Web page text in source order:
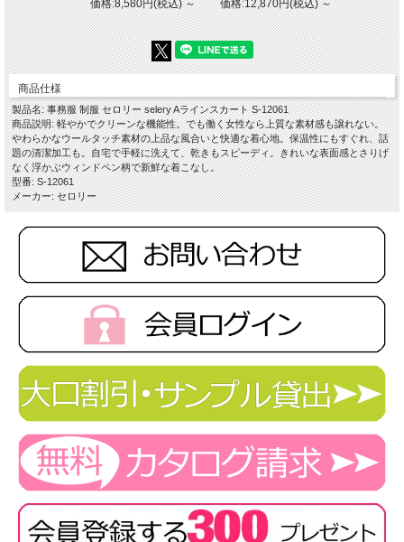
価格:8,580円(税込)～ 価格:12,870円(税込)～
商品仕様
製品名: 事務服 制服 セロリー selery Aラインスカート S-12061
商品説明: 軽やかでクリーンな機能性。でも働く女性なら上質な素材感も譲れない。
やわらかなウールタッチ素材の上品な風合いと快適な着心地。保温性にもすぐれ、話
題の清潔加工も。自宅で手軽に洗えて、乾きもスピーディ。きれいな表面感とさりげ
なく浮かぶウィンドペン柄で新鮮な着こなし。
型番: S-12061
メーカー: セロリー